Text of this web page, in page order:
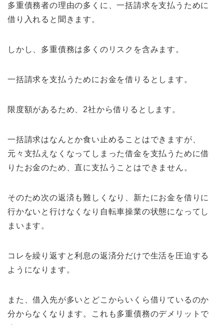
多重債務者の理由の多くに、一括請求を支払うために
借り入れると聞きます。
しかし、多重債務は多くのリスクを含みます。
一括請求を支払うためにお金を借りるとします。
限度額があるため、2社から借りるとします。
一括請求はなんとか食い止めることはできますが、
元々支払えなくなってしまった借金を支払うために借
りたお金のため、直に支払うことはできません。
そのため次の返済も難しくなり、新たにお金を借りに
行かないと行けなくなり自転車操業の状態になってし
まいます。
コレを繰り返すと利息の返済分だけで生活を圧迫する
ようになります。
また、借入先が多いとどこからいくら借りているのか
分からなくなります。これも多重債務のデメリットで